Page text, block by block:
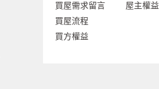
買屋需求留言
買屋流程
買方權益
屋主權益